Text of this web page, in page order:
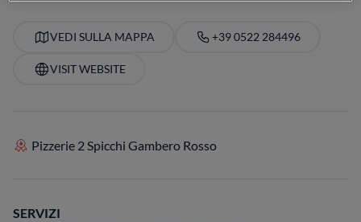
VEDI SULLA MAPPA +39 0522 284496
VISIT WEBSITE
Pizzerie 2 Spicchi Gambero Rosso
SERVIZI